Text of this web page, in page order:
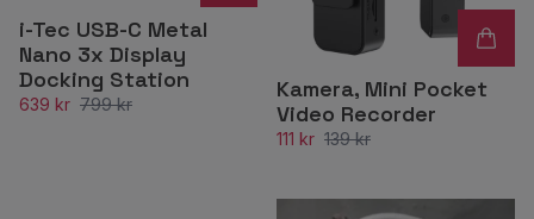
i-Tec USB-C Metal
Nano 3x Display
Docking Station
639 kr 799 kr
Kamera, Mini Pocket
Video Recorder
111 kr 139 kr